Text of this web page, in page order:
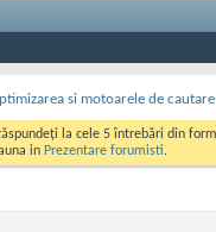
si motoarele de cautare
la cele 5 întrebări din
in Prezentare forumisti.